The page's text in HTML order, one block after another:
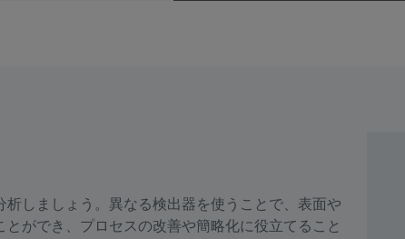
しましょう。異なる検出器を使うことで、表面や
ができ、プロセスの改善や簡略化に役立てること